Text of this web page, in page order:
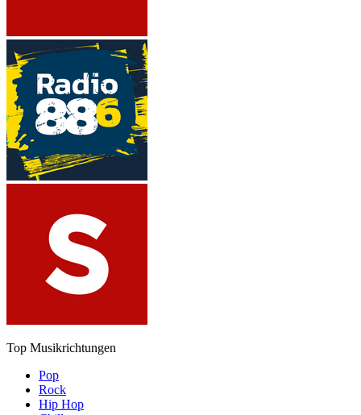
Top Musikrichtungen
Pop
Rock
Hip Hop